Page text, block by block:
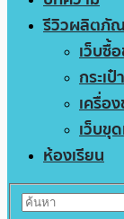
รีวิวผลิตภั
เว็บซื้
กระเ
เครื่อ
เว็บขุ
ห้องเรียน